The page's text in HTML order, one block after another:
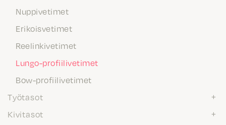
Nuppivetimet
Erikoisvetimet
Reelinkivetimet
Lungo-profiilivetimet
Bow-profiilivetimet
Työtasot
Kivitasot